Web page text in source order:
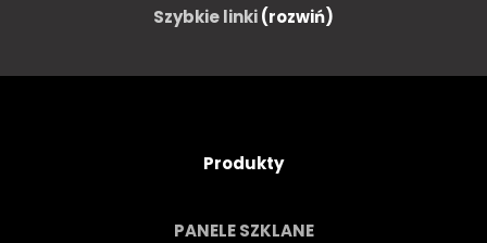
Szybkie linki(rozwiń)
Produkty
PANELE SZKLANE